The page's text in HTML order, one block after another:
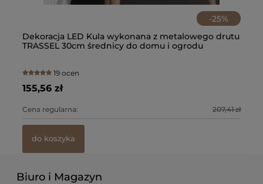
-25%
Dekoracja LED Kula wykonana z metalowego drutu
TRASSEL 30cm średnicy do domu i ogrodu
19 ocen
155,56 zł
Cena regularna: 207,41 zł
do koszyka
Biuro i Magazyn